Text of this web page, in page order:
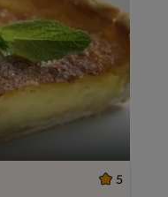
5